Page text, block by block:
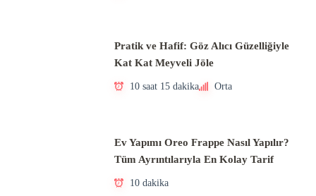
Pratik ve Hafif: Göz Alıcı Güzelliğiyle
Kat Kat Meyveli Jöle
10 saat 15 dakika Orta
Ev Yapımı Oreo Frappe Nasıl Yapılır?
Tüm Ayrıntılarıyla En Kolay Tarif
10 dakika